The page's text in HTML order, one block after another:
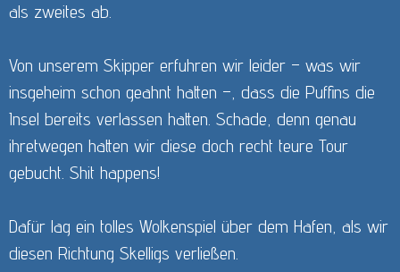
als zweites ab.
Von unserem Skipper erfuhren wir leider – was wir
insgeheim schon geahnt hatten –, dass die Puffins die
Insel bereits verlassen hatten. Schade, denn genau
ihretwegen hatten wir diese doch recht teure Tour
gebucht. Shit happens!
Dafür lag ein tolles Wolkenspiel über dem Hafen, als wir
diesen Richtung Skelligs verließen.